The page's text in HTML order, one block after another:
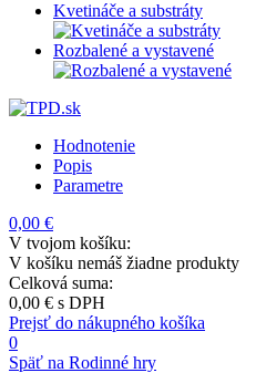
Kvetináče a substráty
Rozbalené a vystavené
Hodnotenie
Popis
Parametre
0,00 €
V tvojom košíku:
V košíku nemáš žiadne produkty
Celková suma:
0,00 € s DPH
Prejsť do nákupného košíka
0
Späť na Rodinné hry